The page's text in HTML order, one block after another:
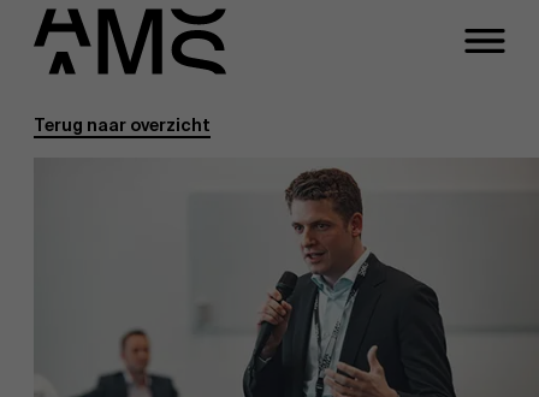
Programma's
Programma's op maat
Faculty
Terug naar overzicht